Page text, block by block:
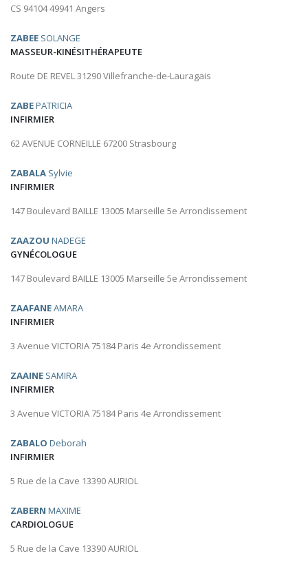
CS 94104 49941 Angers
ZABEE SOLANGE
MASSEUR-KINÉSITHÉRAPEUTE
Route DE REVEL 31290 Villefranche-de-Lauragais
ZABEPATRICIA
INFIRMIER
62 AVENUE CORNEILLE 67200 Strasbourg
ZABALA Sylvie
INFIRMIER
147 Boulevard BAILLE 13005 Marseille 5e Arrondissement
ZAAZOU NADEGE
GYNÉCOLOGUE
147 Boulevard BAILLE 13005 Marseille 5e Arrondissement
ZAAFANEAMARA
INFIRMIER
3 Avenue VICTORIA 75184 Paris 4e Arrondissement
ZAAINE SAMIRA
INFIRMIER
3 Avenue VICTORIA 75184 Paris 4e Arrondissement
ZABALO Deborah
INFIRMIER
5 Rue de la Cave 13390 AURIOL
ZABERN MAXIME
CARDIOLOGUE
5 Rue de la Cave 13390 AURIOL